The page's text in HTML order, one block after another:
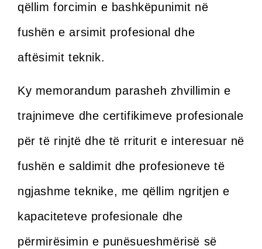
qëllim forcimin e bashkëpunimit në
fushën e arsimit profesional dhe
aftësimit teknik.
Ky memorandum parasheh zhvillimin e
trajnimeve dhe certifikimeve profesionale
për të rinjtë dhe të rriturit e interesuar në
fushën e saldimit dhe profesioneve të
ngjashme teknike, me qëllim ngritjen e
kapaciteteve profesionale dhe
përmirësimin e punësueshmërisë së